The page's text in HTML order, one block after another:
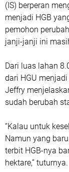
(IS) berperan
menjadi HGB
pemohon
janji-janji ini
Dari luas lahan
dari HGU
Jeffry
sudah berubah
“Kalau untuk
Namun yang
terbit HGB-nya
hektare,” tuturnya.